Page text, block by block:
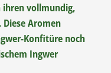
ihren vollmundig,
Aromen
Konfitüre noch
Ingwer